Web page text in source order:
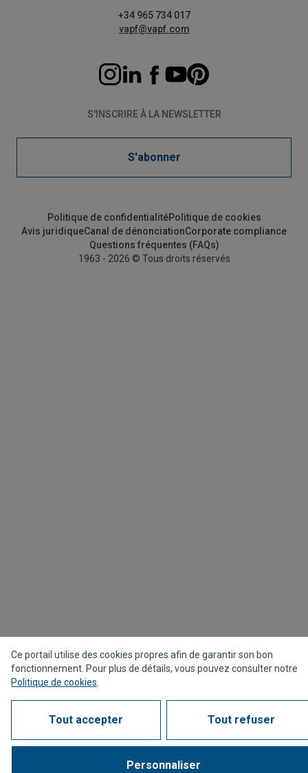
+34 965 734 017
vapf@vapf.com
S'INSCRIRE À LA NEWSLETTER
S'abonner
Politique de confidentialitéPolitique de cookies
Avis juridiqueCanal de dénonciationCorporate compliance
Questions fréquentes (FAQs)
1963 - 2026 © Tous droits réservés
Ce portail utilise des cookies propres afin de garantir son bon
fonctionnement. Pour plus de détails, vous pouvez consulter notre
Politique de cookies
Tout accepter Tout refuser
Personnaliser